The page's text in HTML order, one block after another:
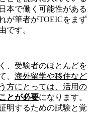
本で働く可能性がある
が筆者がTOEICをまず
です。
、受験者のほとんどを
、 海外留学や移住など
方にとっては、活用の
とが必要になります。
明するための試験と覚